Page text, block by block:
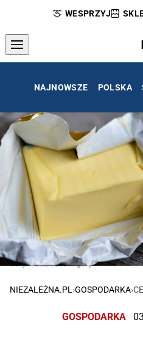
WESPRZYJ
NAJNOWSZE POLSKA
Ceny masła ostro w górę
NIEZALEŻNA.PL ›GOSPODARKA›
GOSPODARKA